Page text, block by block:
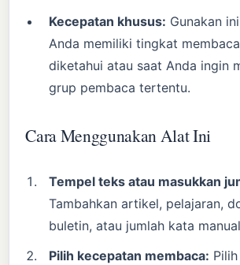
Kecepatan khusus: Gunakan
Anda memiliki tingkat
diketahui atau saat Anda ingin
grup pembaca tertentu.
Cara Menggunakan Alat Ini
Tempel teks atau masukkan
Tambahkan artikel, pelajaran,
buletin, atau jumlah kata
Pilih kecepatan membaca: